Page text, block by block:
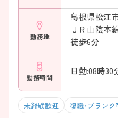
勤務地
島根県松江
ＪＲ山陰本
徒歩6分
勤務時間
日勤:08時30
未経験歓迎 復職・ブランク